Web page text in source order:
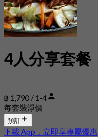
4人分享套餐
฿ 1,790 / 1-4
每套裝淨價
預訂
下載 App，立即享專屬優惠